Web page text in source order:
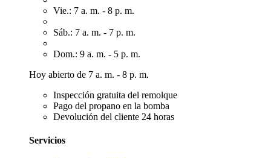
Vie.: 7 a. m. - 8 p. m.
Sáb.: 7 a. m. - 7 p. m.
Dom.: 9 a. m. - 5 p. m.
Hoy abierto de 7 a. m. - 8 p. m.
Inspección gratuita del remolque
Pago del propano en la bomba
Devolución del cliente 24 horas
Servicios